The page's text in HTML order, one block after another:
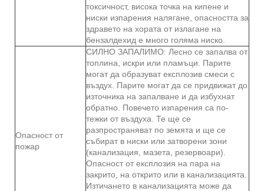
токсичност, висока точка на кипене и
ниски изпарения налягане, опасността за
здравето на хората от излагане на
бензалдехид е много голяма ниско.
Опасност от
пожар
СИЛНО ЗАПАЛИМО: Лесно се запалва от
топлина, искри или пламъци. Парите
могат да образуват експлозив смеси с
въздух. Парите могат да се придвижат до
източника на запалване и да избухнат
обратно. Повечето изпарения са по-
тежки от въздуха. Те ще се
разпространяват по земята и ще се
събират в ниски или затворени зони
(канализация, мазета, резервоари).
Опасност от експлозия на пара на
закрито, на открито или в канализацията.
Изтичането в канализацията може да